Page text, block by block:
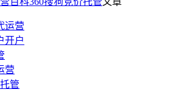
运营
开户
营
管